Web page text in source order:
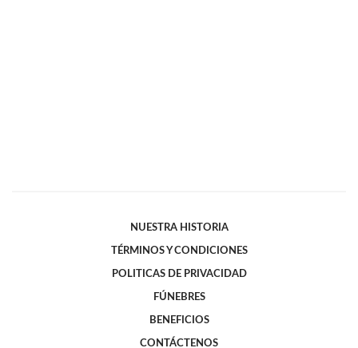
NUESTRA HISTORIA
TÉRMINOS Y CONDICIONES
POLITICAS DE PRIVACIDAD
FÚNEBRES
BENEFICIOS
CONTÁCTENOS